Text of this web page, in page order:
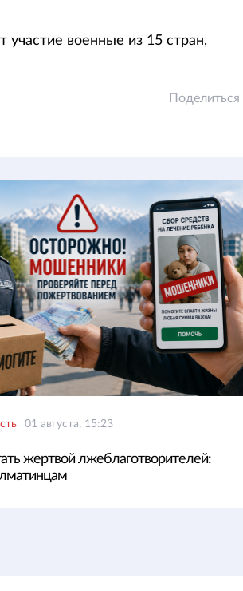
военные из 15 стран,
Поделиться
01 августа, 15:23
жертвой лжеблаготворителей: